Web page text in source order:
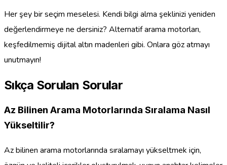
Her şey bir seçim meselesi. Kendi bilgi alma şeklinizi yeniden
değerlendirmeye ne dersiniz? Alternatif arama motorları,
keşfedilmemiş dijital altın madenleri gibi. Onlara göz atmayı
unutmayın!
Sıkça Sorulan Sorular
Az Bilinen Arama Motorlarında Sıralama Nasıl
Yükseltilir?
Az bilinen arama motorlarında sıralamayı yükseltmek için,